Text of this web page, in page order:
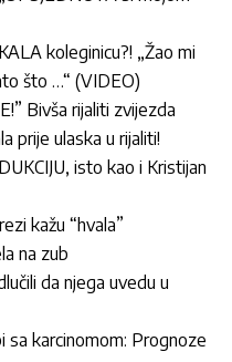
koleginicu?! „Žao mi
što …“ (VIDEO)
Bivša rijaliti zvijezda
prije ulaska u rijaliti!
isto kao i Kristijan
kažu “hvala”
na zub
da njega uvedu u
sa karcinomom: Prognoze